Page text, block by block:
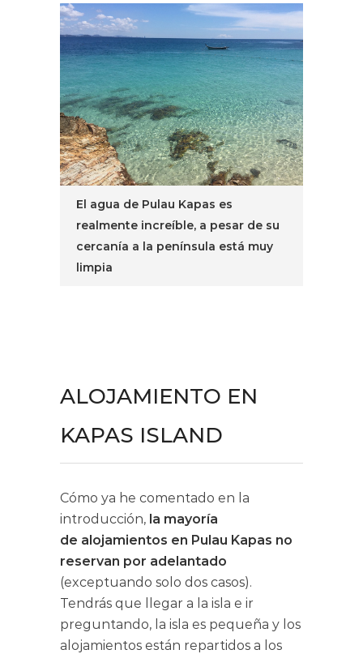
El agua de Pulau Kapas es
realmente increíble, a pesar de su
cercanía a la península está muy
limpia
ALOJAMIENTO EN
KAPAS ISLAND
Cómo ya he comentado en la
introducción, la mayoría
de alojamientos en Pulau Kapas no
reservan por adelantado
(exceptuando solo dos casos).
Tendrás que llegar a la isla e ir
preguntando, la isla es pequeña y los
alojamientos están repartidos a los